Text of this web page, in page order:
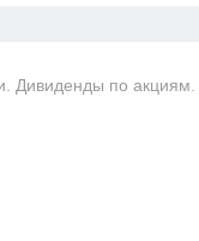
Дивиденды по акциям.